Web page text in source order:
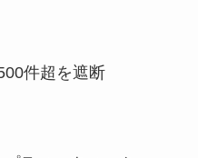
件超を遮断